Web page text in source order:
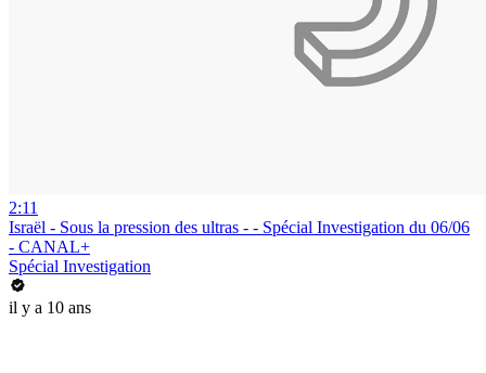
2:11
Israël - Sous la pression des ultras - - Spécial Investigation du 06/06
- CANAL+
Spécial Investigation
il y a 10 ans